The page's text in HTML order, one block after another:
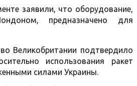
заявили, что оборудование,
предназначено для
Великобритании подтвердило
использования ракет
силами Украины.